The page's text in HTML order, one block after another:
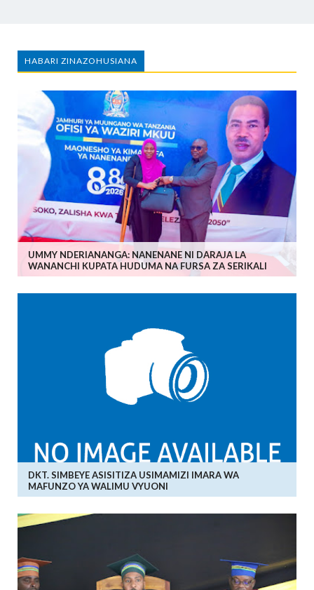
HABARI ZINAZOHUSIANA
UMMY NDERIANANGA: NANENANE NI DARAJA LA
WANANCHI KUPATA HUDUMA NA FURSA ZA SERIKALI
DKT. SIMBEYE ASISITIZA USIMAMIZI IMARA WA
MAFUNZO YA WALIMU VYUONI